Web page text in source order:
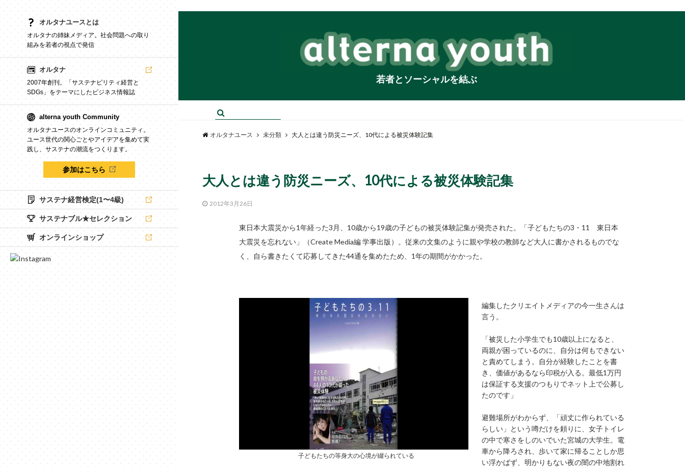
オルタナユースとは
オルタナの姉妹メディア。社会問題への取り
組みを若者の視点で発信
オルタナ
2007年創刊。「サステナビリティ経営と
SDGs」をテーマにしたビジネス情報誌
alterna youth Community
オルタナユースのオンラインコミュニティ。
ユース世代の関心ごとやアイデアを集めて実
践し、サステナの潮流をつくります。
参加はこちら
サステナ経営検定(1〜4級)
サステナブル★セレクション
オンラインショップ
若者とソーシャルを結ぶ
オルタナユース 未分類 大人とは違う防災ニーズ、10代による被災体験記集
大人とは違う防災ニーズ、10代による被災体験記集
2012年3月26日
東日本大震災から1年経った3月、10歳から19歳の子どもの被災体験記集が発売された。「子どもたちの3・11 東日本
大震災を忘れない」（Create Media編 学事出版）。従来の文集のように親や学校の教師など大人に書かされるものでな
く、自ら書きたくて応募してきた44通を集めたため、1年の期間がかかった。
子どもたちの等身大の心境が綴られている
編集したクリエイトメディアの今一生さんは
言う。
「被災した小学生でも10歳以上になると、
両親が困っているのに、自分は何もできない
と責めてしまう。自分が経験したことを書
き、価値があるなら印税が入る。最低1万円
は保証する支援のつもりでネット上で公募し
たのです」
避難場所がわからず、「頑丈に作られている
らしい」という噂だけを頼りに、女子トイレ
の中で寒さをしのいでいた宮城の大学生。電
車から降ろされ、歩いて家に帰ることしか思
い浮かばず、明かりもない夜の闇の中地割れ